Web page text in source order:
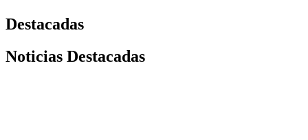
Destacadas
Noticias Destacadas